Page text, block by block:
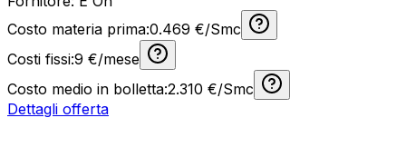
Costo materia prima:0.469 €/Smc
Costi fissi:9 €/mese
Costo medio in bolletta:2.310 €/Smc
Dettagli offerta